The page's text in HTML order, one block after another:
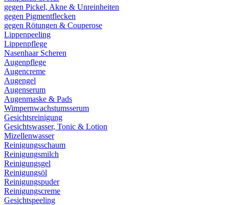
gegen Pickel, Akne & Unreinheiten
gegen Pigmentflecken
gegen Rötungen & Couperose
Lippenpeeling
Lippenpflege
Nasenhaar Scheren
Augenpflege
Augencreme
Augengel
Augenserum
Augenmaske & Pads
Wimpernwachstumsserum
Gesichtsreinigung
Gesichtswasser, Tonic & Lotion
Mizellenwasser
Reinigungsschaum
Reinigungsmilch
Reinigungsgel
Reinigungsöl
Reinigungspuder
Reinigungscreme
Gesichtspeeling